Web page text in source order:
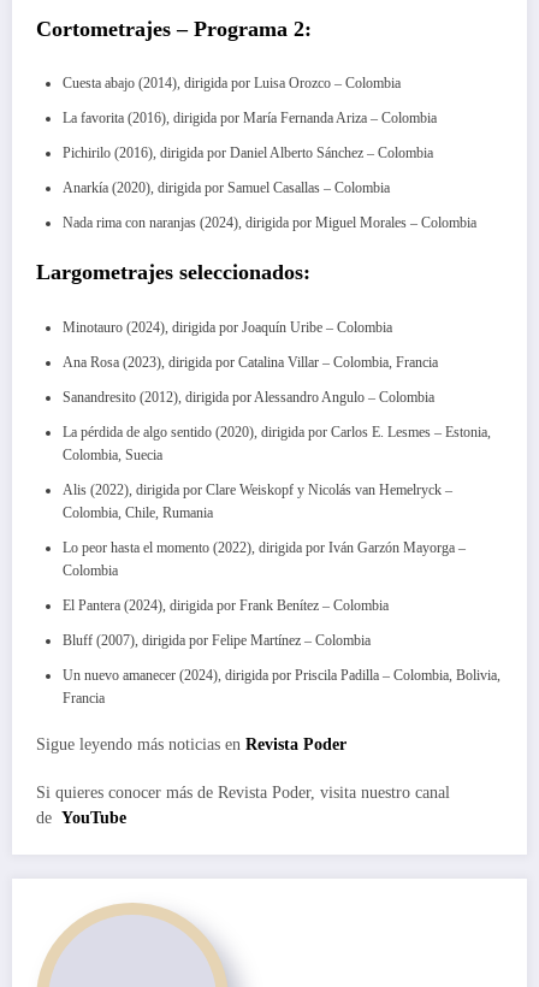
Cortometrajes – Programa 2:
Cuesta abajo (2014), dirigida por Luisa Orozco – Colombia
La favorita (2016), dirigida por María Fernanda Ariza – Colombia
Pichirilo (2016), dirigida por Daniel Alberto Sánchez – Colombia
Anarkía (2020), dirigida por Samuel Casallas – Colombia
Nada rima con naranjas (2024), dirigida por Miguel Morales – Colombia
Largometrajes seleccionados:
Minotauro (2024), dirigida por Joaquín Uribe – Colombia
Ana Rosa (2023), dirigida por Catalina Villar – Colombia, Francia
Sanandresito (2012), dirigida por Alessandro Angulo – Colombia
La pérdida de algo sentido (2020), dirigida por Carlos E. Lesmes – Estonia,
Colombia, Suecia
Alis (2022), dirigida por Clare Weiskopf y Nicolás van Hemelryck –
Colombia, Chile, Rumania
Lo peor hasta el momento (2022), dirigida por Iván Garzón Mayorga –
Colombia
El Pantera (2024), dirigida por Frank Benítez – Colombia
Bluff (2007), dirigida por Felipe Martínez – Colombia
Un nuevo amanecer (2024), dirigida por Priscila Padilla – Colombia, Bolivia,
Francia
Sigue leyendo más noticias en Revista Poder
Si quieres conocer más de Revista Poder, visita nuestro canal
de YouTube